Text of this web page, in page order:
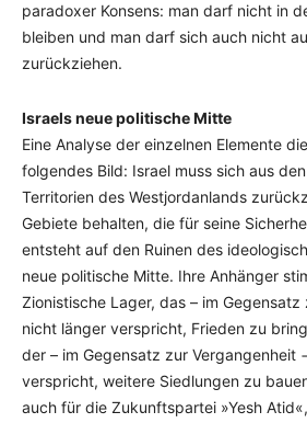
paradoxer Konsens: man darf nicht in
bleiben und man darf sich auch nicht
zurückziehen.
Israels neue politische Mitte
Eine Analyse der einzelnen Elemente
folgendes Bild: Israel muss sich aus
Territorien des Westjordanlands
Gebiete behalten, die für seine
entsteht auf den Ruinen des
neue politische Mitte. Ihre Anhänger
Zionistische Lager, das – im
nicht länger verspricht, Frieden zu
der – im Gegensatz zur Vergangenheit
verspricht, weitere Siedlungen zu
auch für die Zukunftspartei »Yesh